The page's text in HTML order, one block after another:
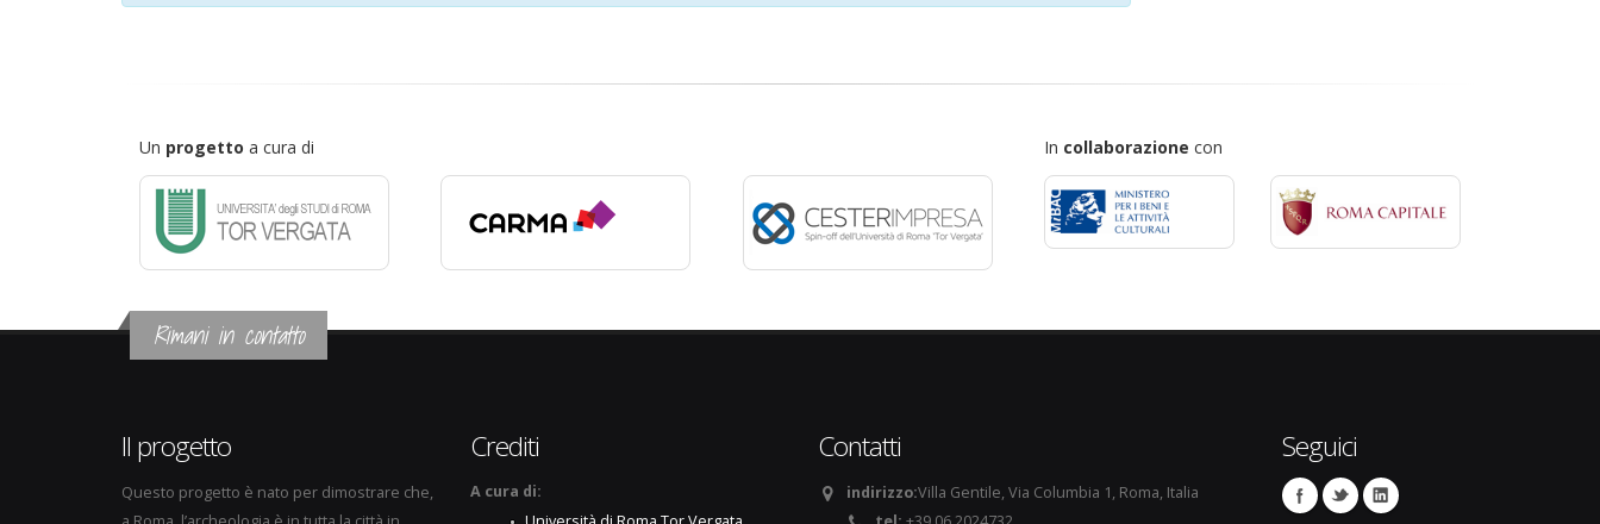
Un progetto a cura di In collaborazione con
Rimani in contatto
Il progetto
Questo progetto è nato per dimostrare che,
Crediti
A cura di:
Contatti
indirizzo:Villa Gentile, Via Columbia 1, Roma, Italia
Seguici